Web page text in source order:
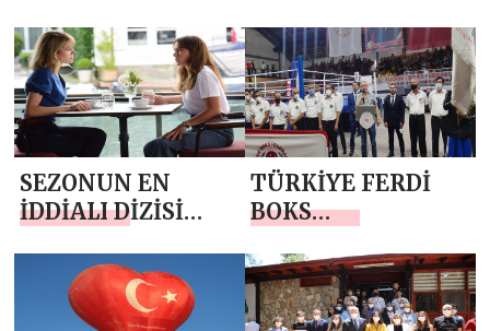
programı için
teklif toplamaya
başladı
göreve başladı
SEZONUN EN
İDDİALI DİZİSİ
ÇEKİMLERİ
BAŞLADI
TÜRKİYE FERDİ
BOKS
SAKARYA’DA
BAŞLADI